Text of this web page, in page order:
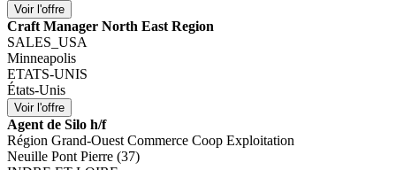
Craft Manager North East Region
SALES_USA
Minneapolis
ETATS-UNIS
États-Unis
Agent de Silo h/f
Région Grand-Ouest Commerce Coop Exploitation
Neuille Pont Pierre (37)